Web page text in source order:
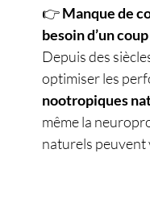
👉 Manque de
besoin d’un
Depuis des
optimiser les
nootropiques
même la
naturels peuvent